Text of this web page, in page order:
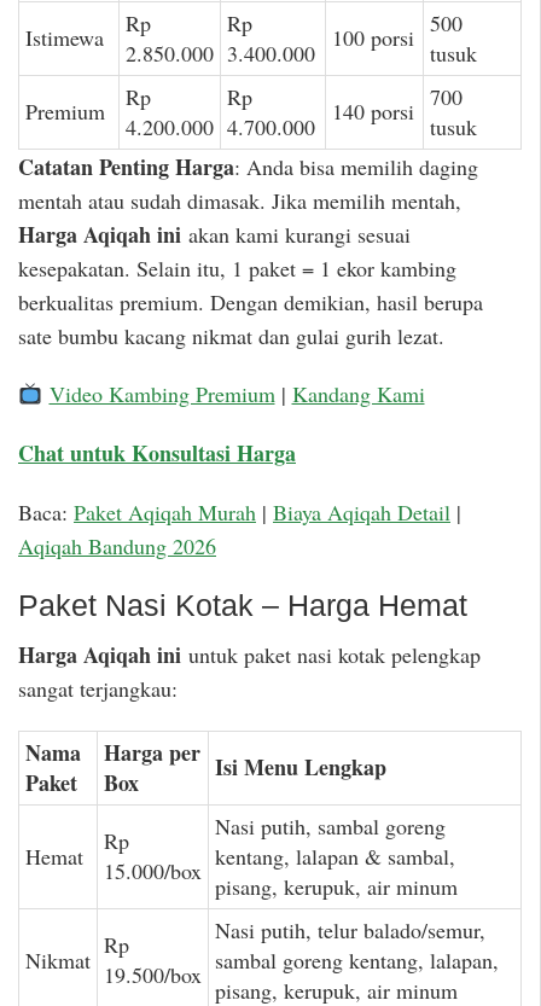
Istimewa
Rp
2.850.000
Rp
3.400.000
100 porsi 500
tusuk
Premium
Rp
4.200.000
Rp
4.700.000
140 porsi 700
tusuk
Catatan Penting Harga: Anda bisa memilih daging
mentah atau sudah dimasak. Jika memilih mentah,
Harga Aqiqah ini akan kami kurangi sesuai
kesepakatan. Selain itu, 1 paket = 1 ekor kambing
berkualitas premium. Dengan demikian, hasil berupa
sate bumbu kacang nikmat dan gulai gurih lezat.
Video Kambing Premium| Kandang Kami
Chat untuk Konsultasi Harga
Baca: Paket Aqiqah Murah | Biaya Aqiqah Detail |
Aqiqah Bandung 2026
Paket Nasi Kotak – Harga Hemat
Harga Aqiqah ini untuk paket nasi kotak pelengkap
sangat terjangkau:
Nama
Paket
Harga per
Box
Isi Menu Lengkap
Hemat
Rp
15.000/box
Nasi putih, sambal goreng
kentang, lalapan & sambal,
pisang, kerupuk, air minum
Nikmat
Rp
19.500/box
Nasi putih, telur balado/semur,
sambal goreng kentang, lalapan,
pisang, kerupuk, air minum